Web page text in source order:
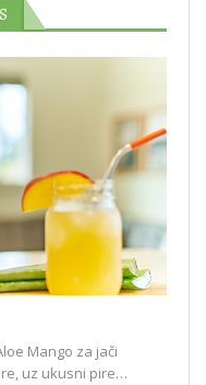
Mango za jači
uz ukusni pire…